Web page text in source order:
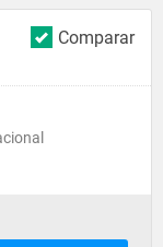
Comparar